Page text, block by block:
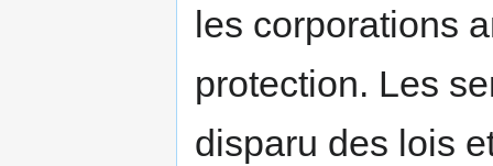
les corporations
protection. Les
disparu des lois